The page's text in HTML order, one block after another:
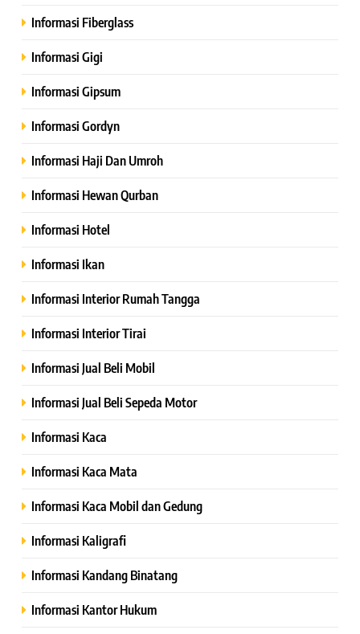
Informasi Fiberglass
Informasi Gigi
Informasi Gipsum
Informasi Gordyn
Informasi Haji Dan Umroh
Informasi Hewan Qurban
Informasi Hotel
Informasi Ikan
Informasi Interior Rumah Tangga
Informasi Interior Tirai
Informasi Jual Beli Mobil
Informasi Jual Beli Sepeda Motor
Informasi Kaca
Informasi Kaca Mata
Informasi Kaca Mobil dan Gedung
Informasi Kaligrafi
Informasi Kandang Binatang
Informasi Kantor Hukum